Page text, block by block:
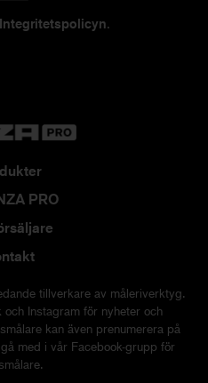
Integritetspolicyn.
PRO
tillverkare av måleriverktyg.
Instagram för nyheter och
kan även prenumerera på
med i vår Facebook-grupp för